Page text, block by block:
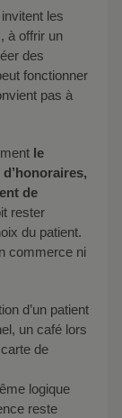
à offrir un
des
fonctionner
pas à
le
de
rester
du patient.
commerce ni
un café lors
de
logique
reste